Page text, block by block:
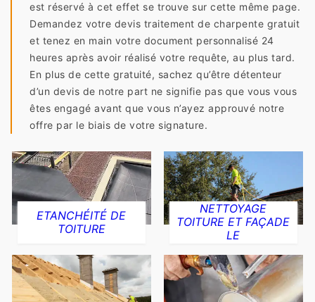
est réservé à cet effet se trouve sur cette même page.
Demandez votre devis traitement de charpente gratuit
et tenez en main votre document personnalisé 24
heures après avoir réalisé votre requête, au plus tard.
En plus de cette gratuité, sachez qu’être détenteur
d’un devis de notre part ne signifie pas que vous vous
êtes engagé avant que vous n’ayez approuvé notre
offre par le biais de votre signature.
ETANCHÉITÉ DE
TOITURE
NETTOYAGE
TOITURE ET FAÇADE
LE